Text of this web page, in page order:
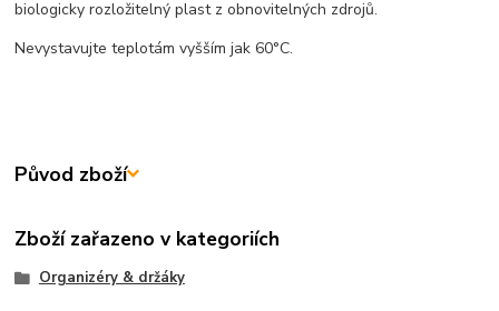
biologicky rozložitelný plast z obnovitelných zdrojů.
Nevystavujte teplotám vyšším jak 60°C.
Původ zboží
Zboží zařazeno v kategoriích
Organizéry & držáky